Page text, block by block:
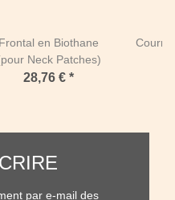
Frontal en Biothane
Neck Patches)
28,76 € *
par e-mail des